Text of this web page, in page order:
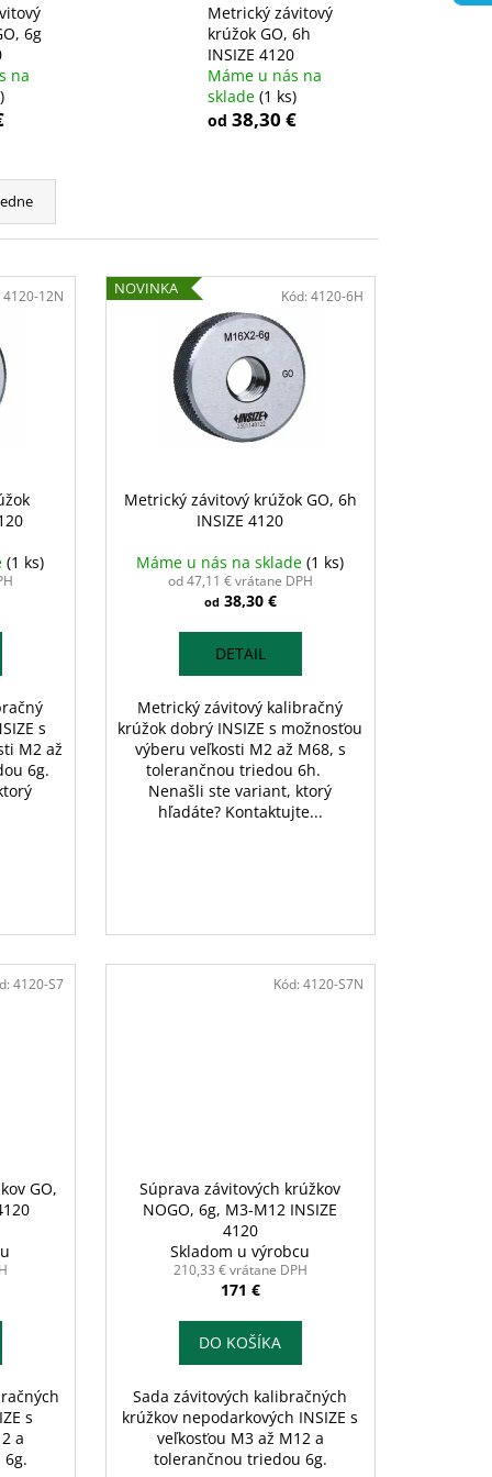
6g
na
Metrický závitový
krúžok GO, 6h
INSIZE 4120
Máme u nás na
sklade (1 ks)
od 38,30 €
(1 ks)
s
M2 až
6g.
4120-12N NOVINKA
Metrický závitový krúžok GO, 6h
INSIZE 4120
Máme u nás na sklade(1 ks)
od 47,11 € vrátane DPH
od38,30 €
DETAIL
Metrický závitový kalibračný
krúžok dobrý INSIZE s možnosťou
výberu veľkosti M2 až M68, s
tolerančnou triedou 6h.
Nenašli ste variant, ktorý
hľadáte? Kontaktujte...
Kód: 4120-6H
GO,
s
a
4120-S7
Súprava závitových krúžkov
NOGO, 6g, M3-M12 INSIZE
4120
Skladom u výrobcu
210,33 € vrátane DPH
171 €
DO KOŠÍKA
Sada závitových kalibračných
krúžkov nepodarkových INSIZE s
veľkosťou M3 až M12 a
tolerančnou triedou 6g.
Kód: 4120-S7N